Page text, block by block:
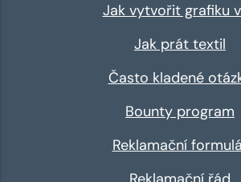
Jak vytvořit grafiku
Jak prát textil
Často kladené
Bounty program
Reklamační